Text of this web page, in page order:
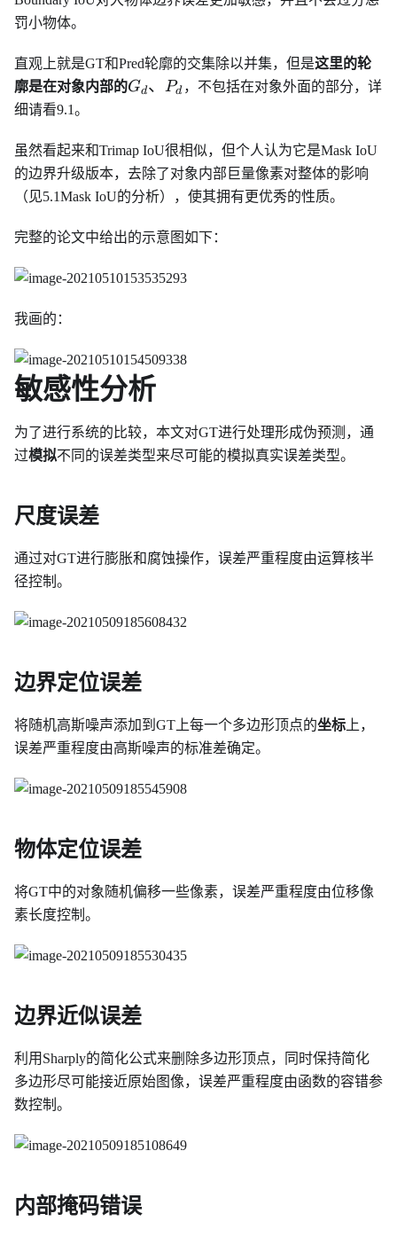
罚小物体。
直观上就是GT和Pred轮廓的交集除以并集，但是这里的轮
廓是在对象内部的G_d、
Gd、 Pd ，不包括在对象外面的部分，详
细请看9.1。
虽然看起来和Trimap IoU很相似，但个人认为它是Mask IoU
的边界升级版本，去除了对象内部巨量像素对整体的影响
（见5.1Mask IoU的分析），使其拥有更优秀的性质。
完整的论文中给出的示意图如下：
我画的：
敏感性分析
为了进行系统的比较，本文对GT进行处理形成伪预测，通
过模拟不同的误差类型来尽可能的模拟真实误差类型。
尺度误差
通过对GT进行膨胀和腐蚀操作，误差严重程度由运算核半
径控制。
边界定位误差
将随机高斯噪声添加到GT上每一个多边形顶点的坐标 上，
误差严重程度由高斯噪声的标准差确定。
物体定位误差
将GT中的对象随机偏移一些像素，误差严重程度由位移像
素长度控制。
边界近似误差
利用Sharply的简化公式来删除多边形顶点，同时保持简化
多边形尽可能接近原始图像，误差严重程度由函数的容错参
数控制。
内部掩码错误